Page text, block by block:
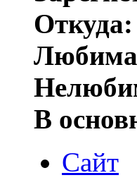
Откуда:
В
Сайт